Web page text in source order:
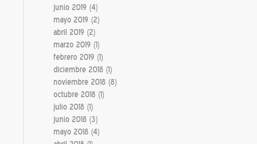
junio 2019 (4)
mayo 2019 (2)
abril 2019 (2)
marzo 2019 (1)
febrero 2019 (1)
diciembre 2018 (1)
noviembre 2018 (8)
octubre 2018 (1)
julio 2018 (1)
junio 2018 (3)
mayo 2018 (4)